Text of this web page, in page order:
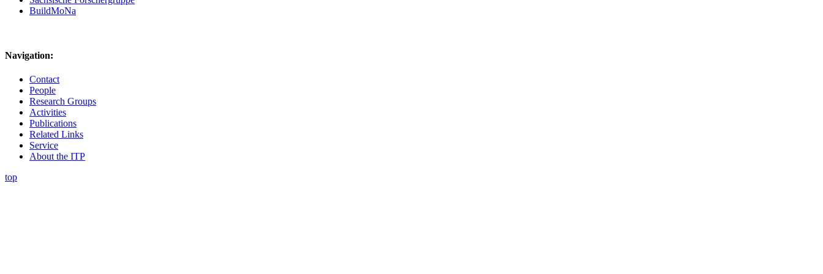
BuildMoNa
Navigation:
Contact
People
Research Groups
Activities
Publications
Related Links
Service
About the ITP
top